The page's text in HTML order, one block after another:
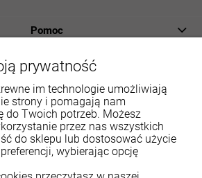
Pomoc
Płatności i dostawa
Informacje
O nas
Moje konto
prywatność
im technologie umożliwiają
strony i pomagają nam
do Twoich potrzeb. Możesz
przez nas wszystkich
do sklepu lub dostosować użycie
wybierając opcję